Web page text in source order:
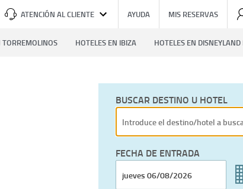
ATENCIÓN AL CLIENTE AYUDA MIS RESERVAS
TORREMOLINOS HOTELES EN IBIZA HOTELES EN DISNEYLAND
BUSCAR DESTINO U HOTEL
FECHA DE ENTRADA